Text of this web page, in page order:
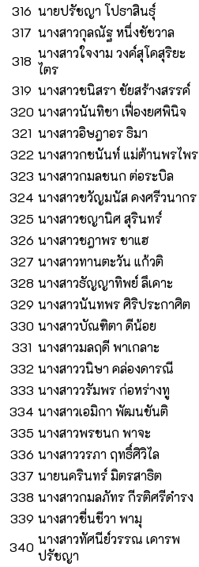
316 นายปรัชญา โปธาสินธุ์
317 นางสาวกุลณัฐ หนึ่งชัชวาล
318 นางสาวใจงาม วงค์สุโคสุริยะ
ไตร
319 นางสาวชนิสรา ชัยสร้างสรรค์
320 นางสาวนันทิชา เฟื่องยศพินิจ
321 นางสาวอิษฎาอร ธิมา
322 นางสาวกชนันท์ แม่ต้านพรไพร
323 นางสาวกมลชนก ต่อระบิล
324 นางสาวขวัญมนัส คงศรีวนากร
325 นางสาวชญานิศ สุรินทร์
326 นางสาวชฎาพร ชาแฮ
327 นางสาวทานตะวัน แก้วติ
328 นางสาวธัญญาทิพย์ ลึเคาะ
329 นางสาวนันทพร ศิริประกาศิต
330 นางสาวบัณฑิตา ดีน้อย
331 นางสาวมลฤดี พาเกลาะ
332 นางสาววนิษา คล่องดารณี
333 นางสาววรัมพร ก่อหร่างทู
334 นางสาวเอมิกา พัฒนขันติ
335 นางสาวพรชนก พาจะ
336 นางสาววรภา ฤทธิ์ศิวิไล
337 นายนครินทร์ มิตรสาธิต
338 นางสาวกมลภัทร กีรติศรีดำรง
339 นางสาวชื่นชีวา พามุ
340 นางสาวทัศนีย์วรรณ เคารพ
ปรัชญา